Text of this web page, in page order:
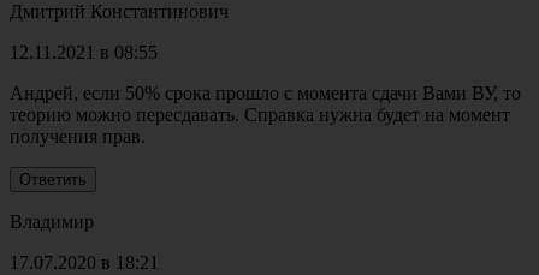
Дмитрий Константинович
12.11.2021 в 08:55
Андрей, если 50% срока прошло с момента сдачи Вами ВУ, то
теорию можно пересдавать. Справка нужна будет на момент
получения прав.
Владимир
17.07.2020 в 18:21